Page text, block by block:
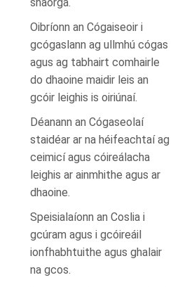
Oibríonn an Cógaiseoir i
gcógaslann ag ullmhú cógas
agus ag tabhairt comhairle
do dhaoine maidir leis an
gcóir leighis is oiriúnaí.
Déanann an Cógaseolaí
staidéar ar na héifeachtaí ag
ceimicí agus cóireálacha
leighis ar ainmhithe agus ar
dhaoine.
Speisialaíonn an Coslia i
gcúram agus i gcóireáil
ionfhabhtuithe agus ghalair
na gcos.